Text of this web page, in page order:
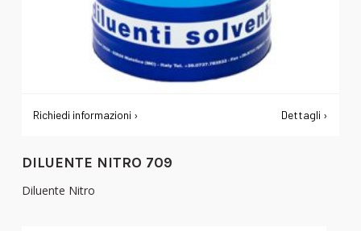
Richiedi informazioni › Dettagli ›
DILUENTE NITRO 709
Diluente Nitro